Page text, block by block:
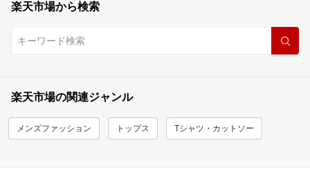
楽天市場から検索
楽天市場の関連ジャンル
メンズファッション トップス Tシャツ・カットソー